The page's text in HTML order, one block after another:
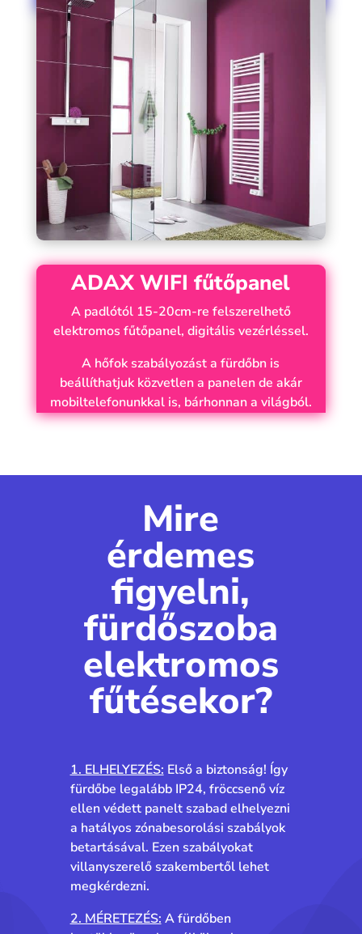
ADAX WIFI fűtőpanel
A padlótól 15-20cm-re felszerelhető
elektromos fűtőpanel, digitális vezérléssel.
A hőfok szabályozást a fürdőbn is
beállíthatjuk közvetlen a panelen de akár
mobiltelefonunkkal is, bárhonnan a világból.
Mire
érdemes
figyelni,
fürdőszoba
elektromos
fűtésekor?
1. ELHELYEZÉS: Első a biztonság! Így
fürdőbe legalább IP24, fröccsenő víz
ellen védett panelt szabad elhelyezni
a hatályos zónabesorolási szabályok
betartásával. Ezen szabályokat
villanyszerelő szakembertől lehet
megkérdezni.
2. MÉRETEZÉS: A fürdőben